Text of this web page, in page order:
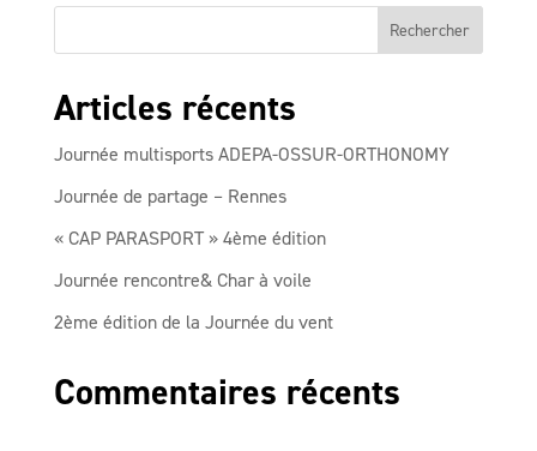
Articles récents
Journée multisports ADEPA-OSSUR-ORTHONOMY
Journée de partage – Rennes
« CAP PARASPORT » 4ème édition
Journée rencontre& Char à voile
2ème édition de la Journée du vent
Commentaires récents